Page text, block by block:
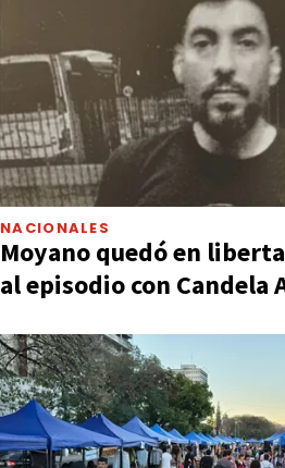
NACIONALES
Moyano quedó en
al episodio con Candela